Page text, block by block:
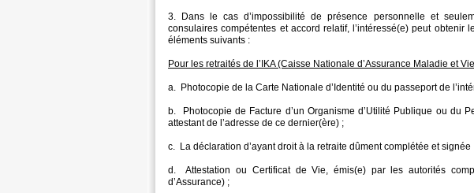
3. Dans le cas d’impossibilité de présence personnelle et
consulaires compétentes et accord relatif, l’intéressé(e) peut obtenir
éléments suivants :
Pour les retraités de l’IKA (Caisse Nationale d’Assurance Maladie et
a. Photocopie de la Carte Nationale d’Identité ou du passeport de
b. Photocopie de Facture d’un Organisme d’Utilité Publique ou du
attestant de l’adresse de ce dernier(ère) ;
c. La déclaration d’ayant droit à la retraite dûment complétée et signée
d. Attestation ou Certificat de Vie, émis(e) par les autorités
d’Assurance) ;